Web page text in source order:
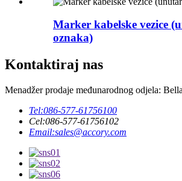
Marker kabelske vezice
oznaka)
Kontaktiraj nas
Menadžer prodaje međunarodnog odjela:
Tel:086-577-61756100
Cel:086-577-61756102
Email:sales@accory.com